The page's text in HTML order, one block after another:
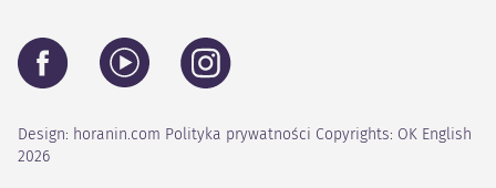
Design: horanin.com Polityka prywatności Copyrights: OK English
2026